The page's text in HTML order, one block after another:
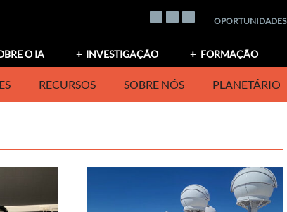
OPORTUNIDADES
O IA INVESTIGAÇÃO FORMAÇÃO
RECURSOS SOBRE NÓS PLANETÁRIO